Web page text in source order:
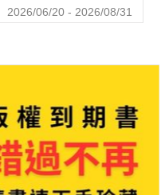
2026/06/20 - 2026/08/31